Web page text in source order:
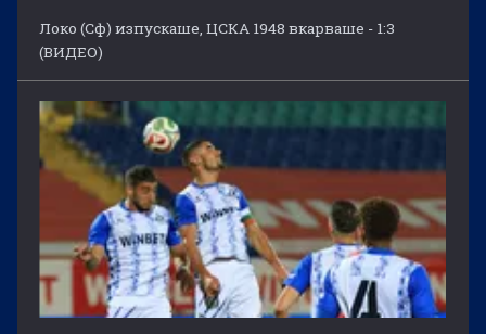
Локо (Сф) изпускаше, ЦСКА 1948 вкарваше - 1:3
(ВИДЕО)